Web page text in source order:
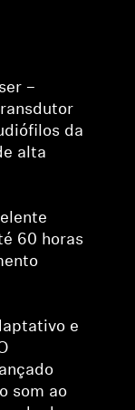
–
da
alta
60 horas
e
som ao